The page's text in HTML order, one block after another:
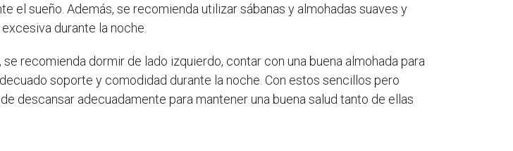
el sueño. Además, se recomienda utilizar sábanas y almohadas suaves y
durante la noche.
recomienda dormir de lado izquierdo, contar con una buena almohada para
soporte y comodidad durante la noche. Con estos sencillos pero
descansar adecuadamente para mantener una buena salud tanto de ellas